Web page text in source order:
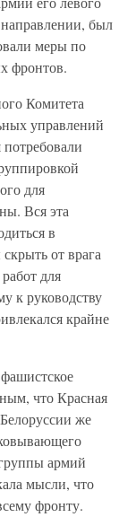
был
меры по
фронтов.
Комитета
управлений
для
Вся эта
в
от врага
для
к руководству
крайне
что Красная
же
армий
мысли, что
фронту.